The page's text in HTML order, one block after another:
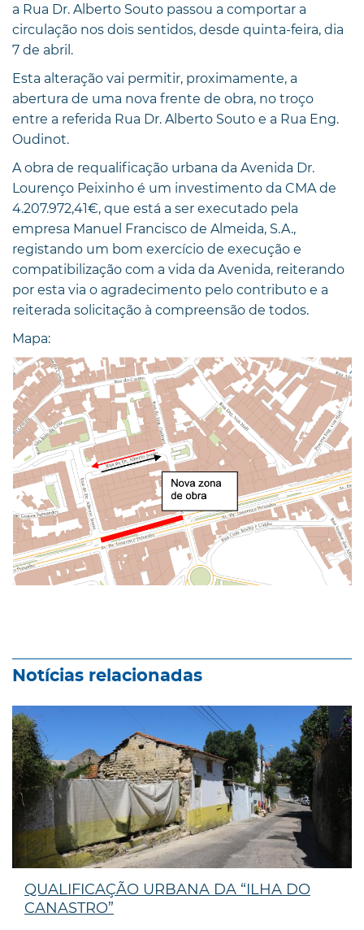
a Rua Dr. Alberto Souto passou a comportar a
circulação nos dois sentidos, desde quinta-feira, dia
7 de abril.
Esta alteração vai permitir, proximamente, a
abertura de uma nova frente de obra, no troço
entre a referida Rua Dr. Alberto Souto e a Rua Eng.
Oudinot.
A obra de requalificação urbana da Avenida Dr.
Lourenço Peixinho é um investimento da CMA de
4.207.972,41€, que está a ser executado pela
empresa Manuel Francisco de Almeida, S.A.,
registando um bom exercício de execução e
compatibilização com a vida da Avenida, reiterando
por esta via o agradecimento pelo contributo e a
reiterada solicitação à compreensão de todos.
Mapa:
Notícias relacionadas
QUALIFICAÇÃO URBANA DA “ILHA DO
CANASTRO”